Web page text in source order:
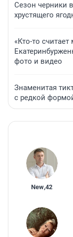
Сезон черники
хрустящего
«Кто-то
фото и видео
Знаменитая
с редкой
New,42